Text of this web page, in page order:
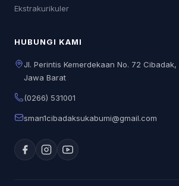
Ekstrakurikuler
HUBUNGI KAMI
Jl. Perintis Kemerdekaan No. 72 Cibadak,
Jawa Barat
(0266) 531001
sman1cibadaksukabumi@gmail.com